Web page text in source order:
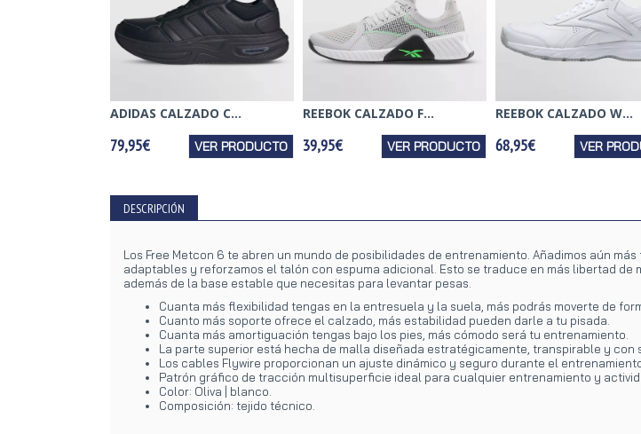
ADIDAS CALZADO C...
79,95€ VER PRODUCTO
REEBOK CALZADO F...
39,95€ VER PRODUCTO
REEBOK CALZADO W...
68,95€ VER
DESCRIPCIÓN
Los Free Metcon 6 te abren un mundo de posibilidades de entrenamiento. Añadimos aún
adaptables y reforzamos el talón con espuma adicional. Esto se traduce en más libertad
además de la base estable que necesitas para levantar pesas.
Cuanta más flexibilidad tengas en la entresuela y la suela, más podrás moverte de
Cuanto más soporte ofrece el calzado, más estabilidad pueden darle a tu pisada.
Cuanta más amortiguación tengas bajo los pies, más cómodo será tu entrenamiento.
La parte superior está hecha de malla diseñada estratégicamente, transpirable y con
Los cables Flywire proporcionan un ajuste dinámico y seguro durante el
Patrón gráfico de tracción multisuperficie ideal para cualquier entrenamiento y
Color: Oliva | blanco.
Composición: tejido técnico.